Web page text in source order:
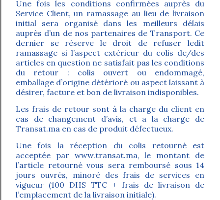
Une fois les conditions confirmées auprès du
Service Client, un ramassage au lieu de livraison
initial sera organisé dans les meilleurs délais
auprès d’un de nos partenaires de Transport. Ce
dernier se réserve le droit de refuser ledit
ramassage si l’aspect extérieur du colis de/des
articles en question ne satisfait pas les conditions
du retour : colis ouvert ou endommagé,
emballage d’origine détérioré ou aspect laissant à
désirer, facture et bon de livraison indisponibles.
Les frais de retour sont à la charge du client en
cas de changement d’avis, et a la charge de
Transat.ma en cas de produit défectueux.
Une fois la réception du colis retourné est
acceptée par www.transat.ma, le montant de
l’article retourné vous sera remboursé sous 14
jours ouvrés, minoré des frais de services en
vigueur (100 DHS TTC + frais de livraison de
l’emplacement de la livraison initiale).